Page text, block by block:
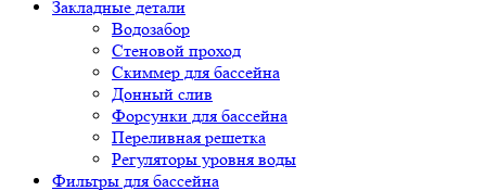
Закладные детали
Водозабор
Стеновой проход
Скиммер для бассейна
Донный слив
Форсунки для бассейна
Переливная решетка
Регуляторы уровня воды
Фильтры для бассейна